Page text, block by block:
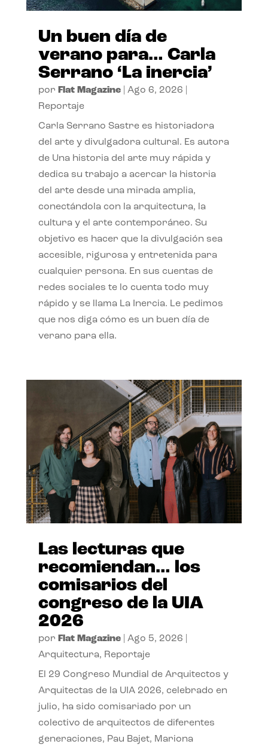
Un buen día de
verano para… Carla
Serrano ‘La inercia’
por Flat Magazine| Ago 6, 2026
Reportaje
Carla Serrano Sastre es historiadora
del arte y divulgadora cultural. Es autora
de Una historia del arte muy rápida y
dedica su trabajo a acercar la historia
del arte desde una mirada amplia,
conectándola con la arquitectura, la
cultura y el arte contemporáneo. Su
objetivo es hacer que la divulgación sea
accesible, rigurosa y entretenida para
cualquier persona. En sus cuentas de
redes sociales te lo cuenta todo muy
rápido y se llama La Inercia. Le pedimos
que nos diga cómo es un buen día de
verano para ella.
Las lecturas que
recomiendan… los
comisarios del
congreso de la UIA
2026
por Flat Magazine| Ago 5, 2026
Arquitectura, Reportaje
El 29 Congreso Mundial de Arquitectos y
Arquitectas de la UIA 2026, celebrado en
julio, ha sido comisariado por un
colectivo de arquitectos de diferentes
generaciones, Pau Bajet, Mariona